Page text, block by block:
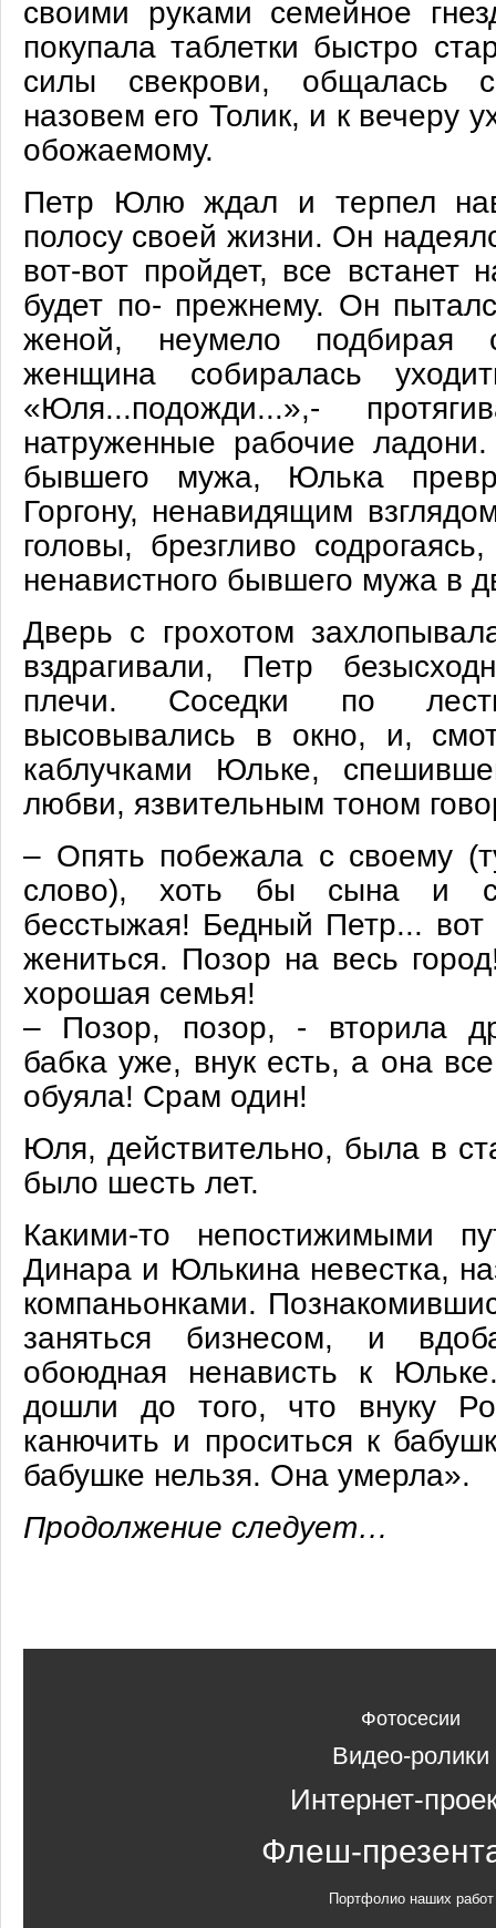
своими руками семейное
покупала таблетки быстро
силы свекрови, общалась
назовем его Толик, и к вечеру
обожаемому.
Петр Юлю ждал и терпел
полосу своей жизни. Он
вот-вот пройдет, все встанет
будет по- прежнему. Он
женой, неумело подбирая
женщина собиралась
«Юля...подожди...»,-
натруженные рабочие
бывшего мужа, Юлька
Горгону, ненавидящим
головы, брезгливо
ненавистного бывшего мужа в
Дверь с грохотом
вздрагивали, Петр
плечи. Соседки по
высовывались в окно, и,
каблучками Юльке,
любви, язвительным тоном
– Опять побежала с своему
слово), хоть бы сына и
бесстыжая! Бедный Петр... вот
жениться. Позор на весь
хорошая семья!
– Позор, позор, - вторила
бабка уже, внук есть, а она
обуяла! Срам один!
Юля, действительно, была в
было шесть лет.
Какими-то непостижимыми
Динара и Юлькина невестка,
компаньонками.
заняться бизнесом, и
обоюдная ненависть к
дошли до того, что внуку
канючить и проситься к
бабушке нельзя. Она умерла».
Продолжение следует…
Фотосесии
Видео-ролики
Интернет-
Флеш-
Портфолио наших работ